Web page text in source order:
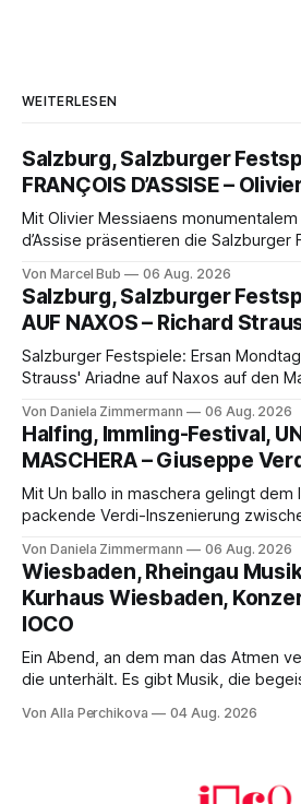
WEITERLESEN
Salzburg, Salzburger
FRANÇOIS D’ASSISE –
Mit Olivier Messiaens monumentalem
d’Assise präsentieren die Salzburger
eine bildgewaltige Inszenierung,
die komplexe Partitur eindrucksvoll,
Franziskus.
Von Marcel Bub 06 Aug. 2026
Salzburg, Salzburger
AUF NAXOS – Richard
Salzburger Festspiele: Ersan
Strauss' Ariadne auf Naxos auf den
Aufführung mit starken Solisten und
Philharmonikern, szenisch bleibt der
hinter den Erwartungen zurück.
Von Daniela Zimmermann 06 Aug. 2026
Halfing, Immling-Festival,
MASCHERA – Giuseppe
Mit Un ballo in maschera gelingt dem
packende Verdi-Inszenierung
psychologische Tiefe mit starken
einem spielfreudigen Ensemble und
überzeugenden Gesamtleistung.
Von Daniela Zimmermann 06 Aug. 2026
Wiesbaden, Rheingau
Kurhaus Wiesbaden,
IOCO
Ein Abend, an dem man das Atmen vergisst. Es
die unterhält. Es gibt Musik, die
Genau so war der Abend im Kurhaus
Von Alla Perchikova 04 Aug. 2026